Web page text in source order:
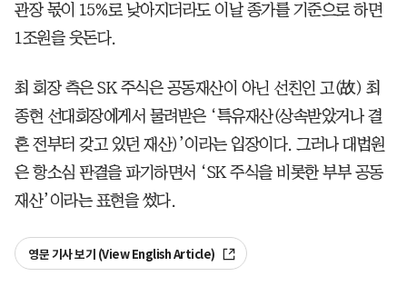
관장 몫이 15%로 낮아지더라도 이날 종가를 기준으로 하면
1조원을 웃돈다.
최 회장 측은 SK 주식은 공동재산이 아닌 선친인 고(故) 최
종현 선대회장에게서 물려받은 ‘특유재산(상속받았거나 결
혼 전부터 갖고 있던 재산)’이라는 입장이다. 그러나 대법원
은 항소심 판결을 파기하면서 ‘SK 주식을 비롯한 부부 공동
재산’이라는 표현을 썼다.
영문 기사 보기 (View English Article)